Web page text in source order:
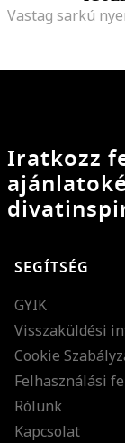
Iratkozz
SEGÍTSÉG
GYIK
Visszaküldési
Cookie
Felhasználási
Rólunk
Kapcsolat